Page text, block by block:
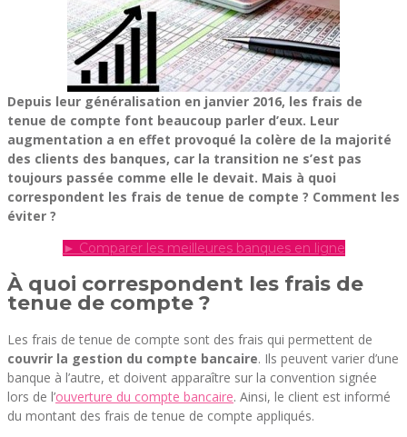
Depuis leur généralisation en janvier 2016, les frais de
tenue de compte font beaucoup parler d’eux. Leur
augmentation a en effet provoqué la colère de la majorité
des clients des banques, car la transition ne s’est pas
toujours passée comme elle le devait. Mais à quoi
correspondent les frais de tenue de compte ? Comment les
éviter ?
► Comparer les meilleures banques en ligne
À quoi correspondent les frais de
tenue de compte ?
Les frais de tenue de compte sont des frais qui permettent de
couvrir la gestion du compte bancaire. Ils peuvent varier d’une
banque à l’autre, et doivent apparaître sur la convention signée
lors de l’ouverture du compte bancaire. Ainsi, le client est informé
du montant des frais de tenue de compte appliqués.